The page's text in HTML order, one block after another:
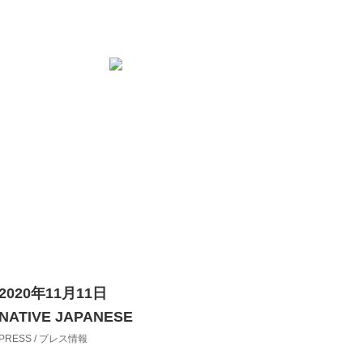
年11月11日
JAPANESE
/ プレス情報